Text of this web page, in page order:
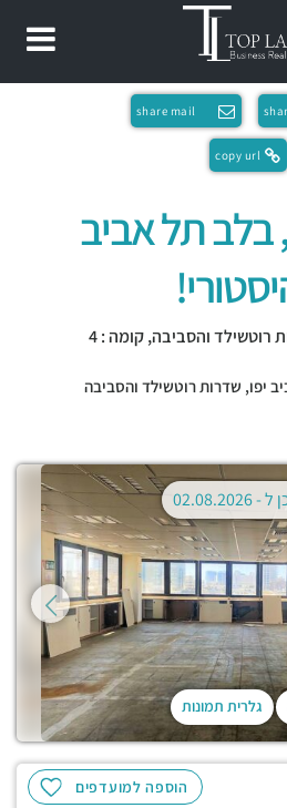
share mail
copy url
בלב תל אביב
רוטשילד והסביבה, קומה : 4
יפו, שדרות רוטשילד והסביבה
גלרית תמונות
ל -02.08.2026
הוספה למועדפים